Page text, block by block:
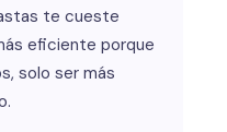
te cueste
eficiente porque
solo ser más